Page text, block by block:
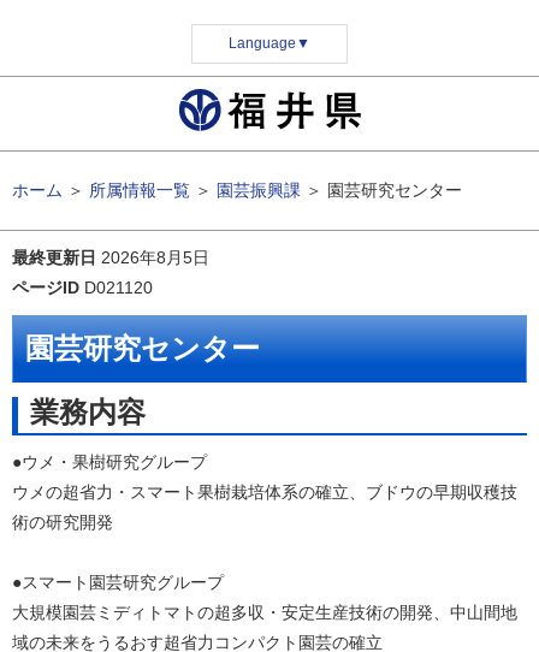
Language ▼
ホーム ＞ 所属情報一覧 ＞ 園芸振興課 ＞ 園芸研究センター
最終更新日 2026年8月5日
ページID D021120
園芸研究センター
業務内容
●ウメ・果樹研究グループ
ウメの超省力・スマート果樹栽培体系の確立、ブドウの早期収穫技
術の研究開発
●スマート園芸研究グループ
大規模園芸ミディトマトの超多収・安定生産技術の開発、中山間地
域の未来をうるおす超省力コンパクト園芸の確立